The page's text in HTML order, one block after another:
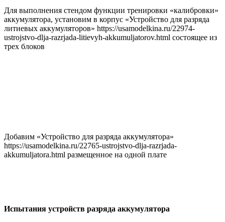
Для выполнения стендом функции тренировки «калибровки»
аккумулятора, установим в корпус «Устройство для разряда
литиевых аккумуляторов» https://usamodelkina.ru/22974-
ustrojstvo-dlja-razrjada-litievyh-akkumuljatorov.html состоящее из
трех блоков
Добавим «Устройство для разряда аккумулятора»
https://usamodelkina.ru/22765-ustrojstvo-dlja-razrjada-
akkumuljatora.html размещенное на одной плате
Испытания устройств разряда аккумулятора